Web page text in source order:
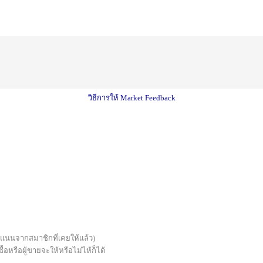
วิธีการให้ Market Feedback
แนนจากสมาชิกที่เคยให้แล้ว)
อหรือผู้ขายจะให้หรือไม่ไห้ก็ได้